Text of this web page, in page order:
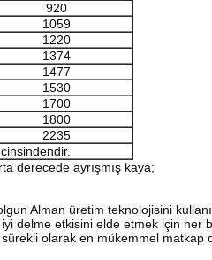
920
1059
1220
1374
1477
1530
1700
1800
2235
derecede ayrışmış kaya;
Alman üretim teknolojisini
etkisini elde etmek için her
olarak en mükemmel